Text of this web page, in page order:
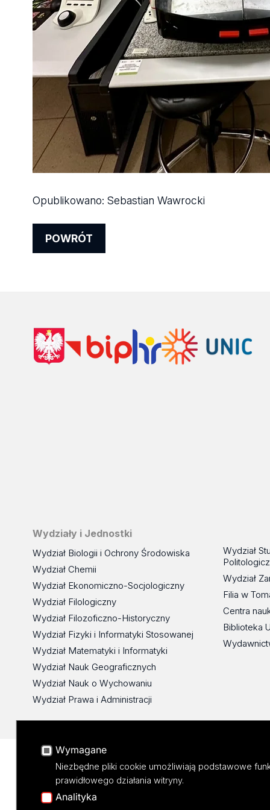
Opublikowano: Sebastian Wawrocki
POWRÓT
Wydziały i Jednostki
Wydział Biologii i Ochrony Środowiska
Wydział Chemii
Wydział Ekonomiczno-Socjologiczny
Wydział Filologiczny
Wydział Filozoficzno-Historyczny
Wydział Fizyki i Informatyki Stosowanej
Wydział Matematyki i Informatyki
Wydział Nauk Geograficznych
Wydział Nauk o Wychowaniu
Wydział Prawa i Administracji
Wydział
Wydział
Filia w
Centra
Biblioteka
Wymagane
Niezbędne pliki cookie umożliwiają podstawowe
prawidłowego działania witryny.
Analityka